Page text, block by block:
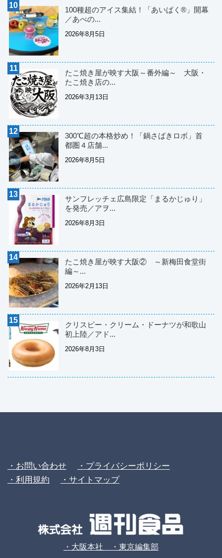
100種超のアイス集結！「あいぱく®」開幕
／あべの...
2026年8月5日
たこ焼き屋が映す大阪～番外編～ 大阪・
たこ焼き店の...
2026年3月13日
300℃超の本格炒め！「鍋さばきロボ」首
都圏４店舗...
2026年8月5日
サンフレッチェ広島限定「まるかじゅり」
を発売／アヲ...
2026年8月3日
たこ焼き屋が映す大阪② ～新梅田食堂街
編～...
2026年2月13日
クリスピー・クリーム・ドーナツが和歌山
初上陸／アド...
2026年8月3日
・お問い合わせ
・プライバシーポリシー
・利用規約
・サイトマップ
・大阪本社 ・東京編集部